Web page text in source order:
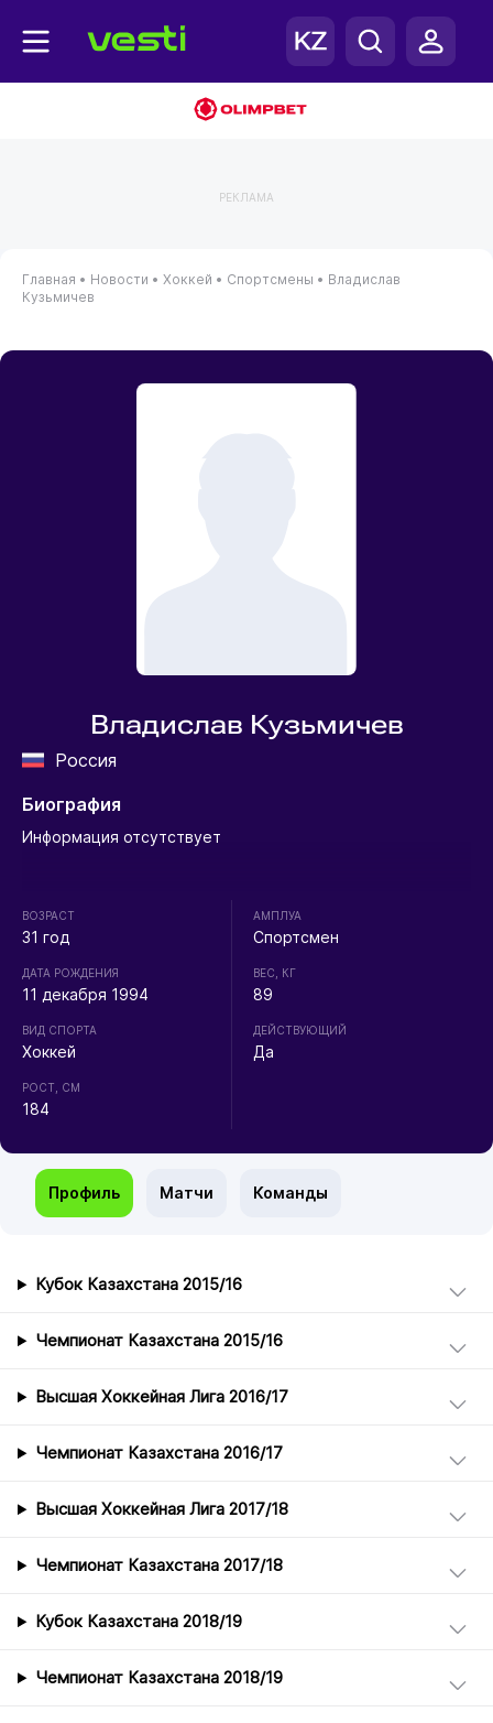
РЕКЛАМА
Главная • Новости • Хоккей • Спортсмены • Владислав
Кузьмичев
Владислав Кузьмичев
Россия
Биография
Информация отсутствует
ВОЗРАСТ
31 год
ДАТА РОЖДЕНИЯ
11 декабря 1994
ВИД СПОРТА
Хоккей
РОСТ, СМ
184
АМПЛУА
Спортсмен
ВЕС, КГ
89
ДЕЙСТВУЮЩИЙ
Да
Профиль Матчи Команды
Кубок Казахстана 2015/16
Чемпионат Казахстана 2015/16
Высшая Хоккейная Лига 2016/17
Чемпионат Казахстана 2016/17
Высшая Хоккейная Лига 2017/18
Чемпионат Казахстана 2017/18
Кубок Казахстана 2018/19
Чемпионат Казахстана 2018/19